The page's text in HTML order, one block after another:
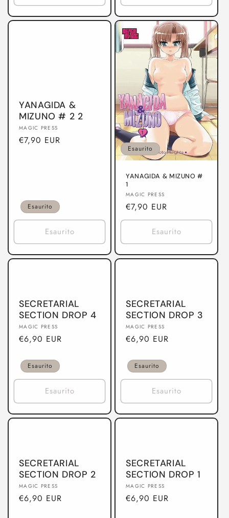
YANAGIDA &
MIZUNO # 2 2
Produttore:
MAGIC PRESS
Prezzo
€7,90 EUR
Esaurito
Esaurito
Esaurito
YANAGIDA & MIZUNO #
1
Produttore:
MAGIC PRESS
Prezzo
di
€7,90 EUR
Esaurito
SECRETARIAL
SECTION DROP 4
Produttore:
MAGIC PRESS
Prezzo
listino
€6,90 EUR
Esaurito
Esaurito
SECRETARIAL
SECTION DROP 3
Produttore:
MAGIC PRESS
Prezzo
listino
€6,90 EUR
Esaurito
Esaurito
SECRETARIAL
SECTION DROP 2
Produttore:
MAGIC PRESS
Prezzo
€6,90 EUR
SECRETARIAL
SECTION DROP 1
Produttore:
MAGIC PRESS
Prezzo
€6,90 EUR